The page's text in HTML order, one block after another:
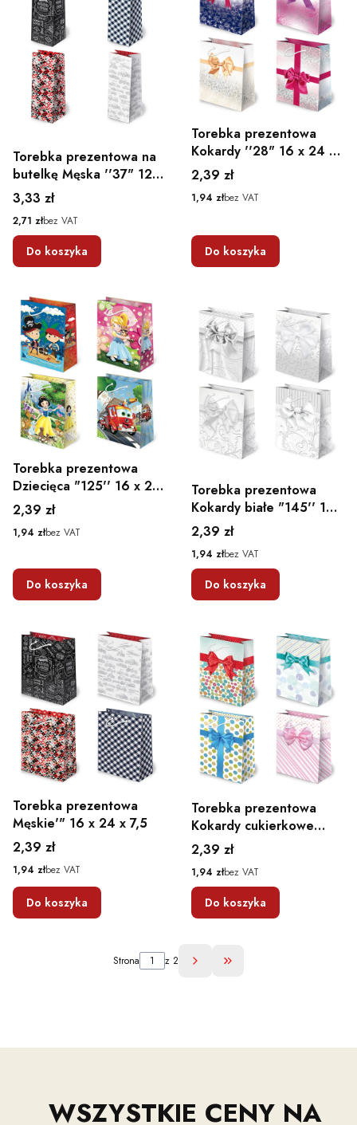
Torebka prezentowa na
butelkę Męska ''37" 12 x
36,9 x 11
Cena
3,33 zł
Cena
2,71 złbez VAT
Do koszyka
Torebka prezentowa
Kokardy ''28" 16 x 24 x
7,5
Cena
2,39 zł
Cena
1,94 złbez VAT
Do koszyka
Torebka prezentowa
Dziecięca "125'' 16 x 24
x 7,5
Cena
2,39 zł
Cena
1,94 złbez VAT
Do koszyka
Torebka prezentowa
Kokardy białe "145'' 16
x 24 x 7,5
Cena
2,39 zł
Cena
1,94 złbez VAT
Do koszyka
Torebka prezentowa
Męskie'" 16 x 24 x 7,5
Cena
2,39 zł
Cena
1,94 złbez VAT
Do koszyka
Torebka prezentowa
Kokardy cukierkowe
''42" 16 x 24 x 7,5
Cena
2,39 zł
Cena
1,94 złbez VAT
Do koszyka
Strona z 2 Przejdź do ostatniej
WSZYSTKIE CENY NA